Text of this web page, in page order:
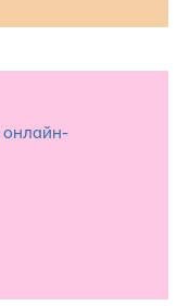
онлайн-